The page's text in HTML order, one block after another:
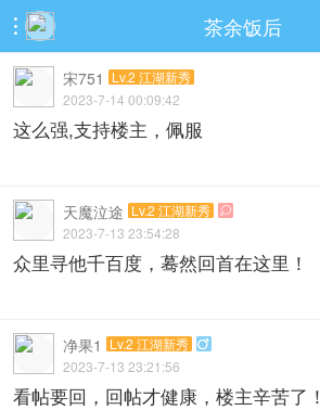
 茶余饭后
宋751
Lv.2 江湖新秀
2023-7-14 00:09:42
这么强,支持楼主，佩服
天魔泣途 Lv.2 江湖新秀 
2023-7-13 23:54:28
众里寻他千百度，蓦然回首在这里！
净果1 Lv.2 江湖新秀 
2023-7-13 23:21:56
看帖要回，回帖才健康，楼主辛苦了！